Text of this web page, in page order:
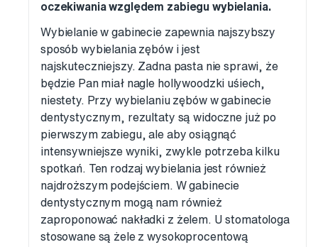
oczekiwania względem zabiegu wybielania.
Wybielanie w gabinecie zapewnia najszybszy
sposób wybielania zębów i jest
najskuteczniejszy. Zadna pasta nie sprawi, że
będzie Pan miał nagle hollywoodzki uśiech,
niestety. Przy wybielaniu zębów w gabinecie
dentystycznym, rezultaty są widoczne już po
pierwszym zabiegu, ale aby osiągnąć
intensywniejsze wyniki, zwykle potrzeba kilku
spotkań. Ten rodzaj wybielania jest również
najdroższym podejściem. W gabinecie
dentystycznym mogą nam również
zaproponować nakładki z żelem. U stomatologa
stosowane są żele z wysokoprocentową